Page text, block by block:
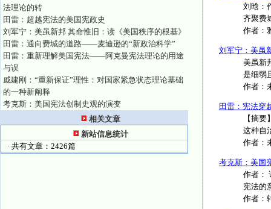
法理论的转
田雷：超越宪法的美国宪政史
刘军宁：美虽新邦 其命惟旧：读《美国秩序的根基》
田雷：通向费城的道路——麦迪逊的“新政治科学”
田雷：重新理解美国宪法——阿克曼宪法理论的用途
与误
戚建刚：“重新保证”理性：对国家紧急状态理论基础
的一种新阐释
考克斯：美国宪法创制史观的演变
相关文章
新站信息统计
· 共有文章：2426篇
刘晗：
齐聚费
作者：
刘军宁：美虽
美虽新
是细弱
作者：
田雷：宪法穿
【摘
这种自
作者：
考克斯：美国
作者：
宪法的
作者：